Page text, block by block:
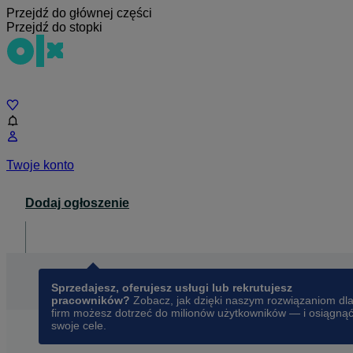
Przejdź do głównej części
Przejdź do stopki
Twoje konto
Dodaj ogłoszenie
Sprzedajesz, oferujesz usługi lub rekrutujesz
pracowników? Zobacz, jak dzięki naszym rozwiązaniom dla
firm możesz dotrzeć do milionów użytkowników — i osiągnąć
swoje cele.